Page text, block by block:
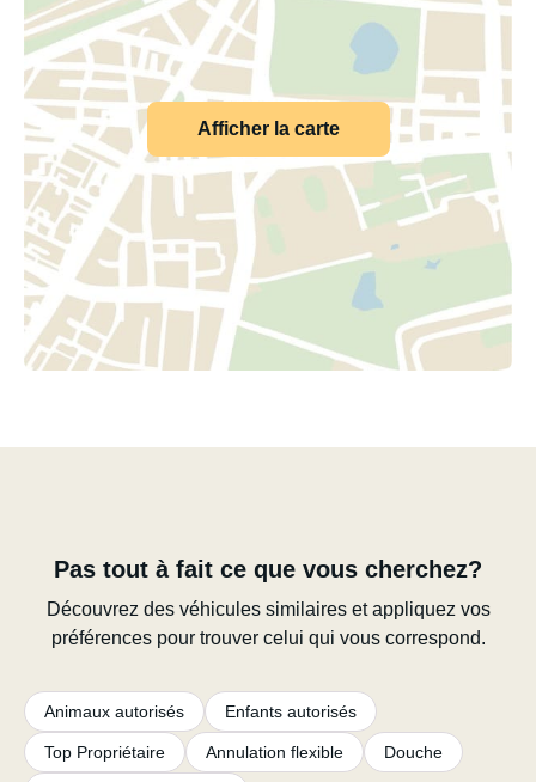
Afficher la carte
Pas tout à fait ce que vous cherchez?
Découvrez des véhicules similaires et appliquez vos
préférences pour trouver celui qui vous correspond.
Animaux autorisés Enfants autorisés
Top Propriétaire Annulation flexible Douche